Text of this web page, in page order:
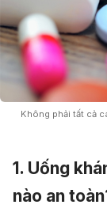
Không phải tất cả
1. Uống
nào an